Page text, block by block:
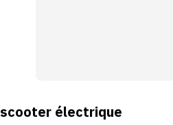
scooter électrique